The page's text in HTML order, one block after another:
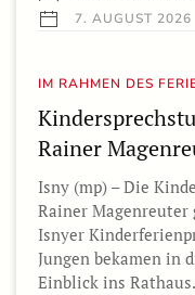
7. AUGUST 2026
IM RAHMEN DES
Rainer
Isny (mp) – Die
Rainer Magenreuter
Isnyer
Jungen bekamen in
Einblick ins Rathaus.